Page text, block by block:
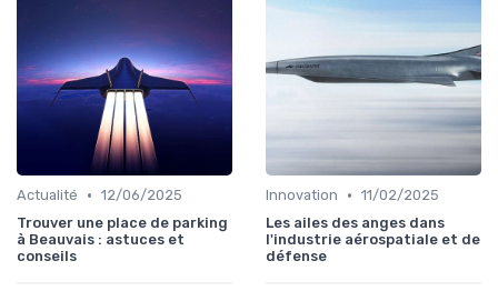
Actualité • 12/06/2025
Trouver une place de parking
à Beauvais : astuces et
conseils
Innovation • 11/02/2025
Les ailes des anges dans
l'industrie aérospatiale et de
défense